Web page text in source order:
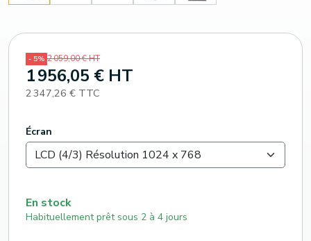
- 5% 2 059,00 € HT
1 956,05 € HT
2 347,26 € TTC
Écran
En stock
Habituellement prêt sous 2 à 4 jours